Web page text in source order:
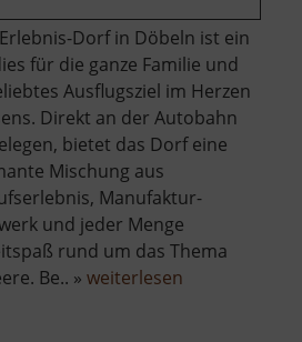
Dorf in Döbeln ist ein
für die ganze Familie und
Ausflugsziel im Herzen
Direkt an der Autobahn
bietet das Dorf eine
Mischung aus
Manufaktur-
und jeder Menge
rund um das Thema
Be.. » weiterlesenüber